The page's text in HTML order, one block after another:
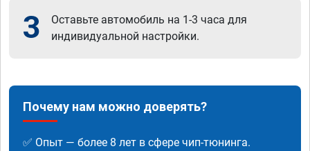
3
Оставьте автомобиль на 1-3 часа для
индивидуальной настройки.
Почему нам можно доверять?
✅ Опыт — более 8 лет в сфере чип-тюнинга.